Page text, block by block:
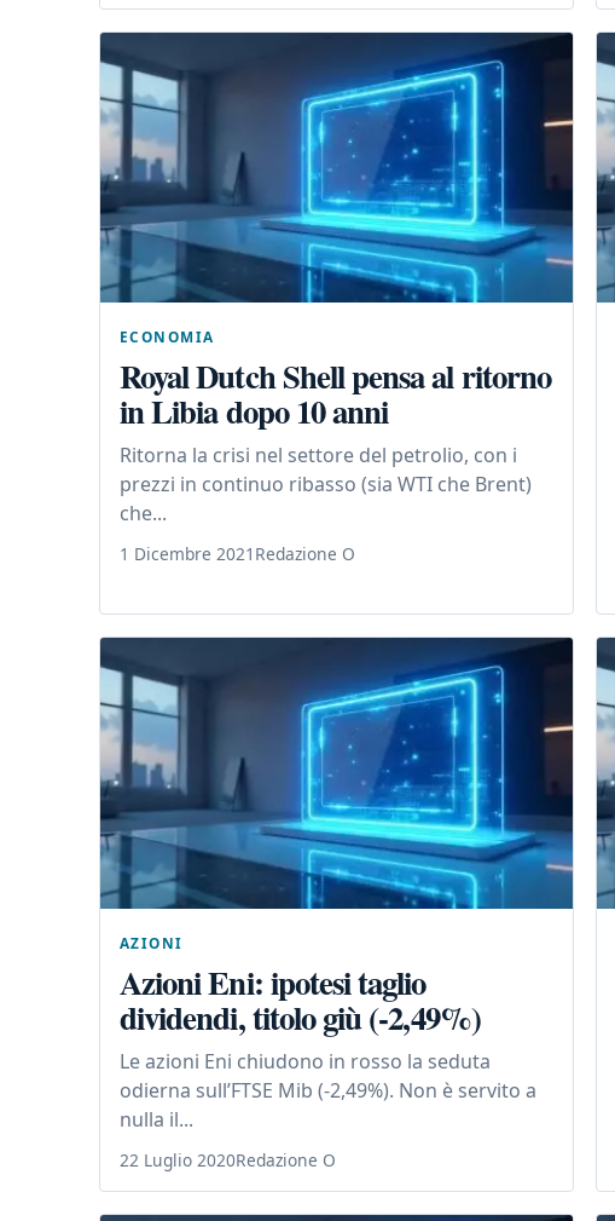
ECONOMIA
Royal Dutch Shell pensa al ritorno
in Libia dopo 10 anni
Ritorna la crisi nel settore del petrolio, con i
prezzi in continuo ribasso (sia WTI che Brent)
che...
1 Dicembre 2021 Redazione O
AZIONI
Azioni Eni: ipotesi taglio
dividendi, titolo giù (-2,49%)
Le azioni Eni chiudono in rosso la seduta
odierna sull’FTSE Mib (-2,49%). Non è servito a
nulla il...
22 Luglio 2020Redazione O